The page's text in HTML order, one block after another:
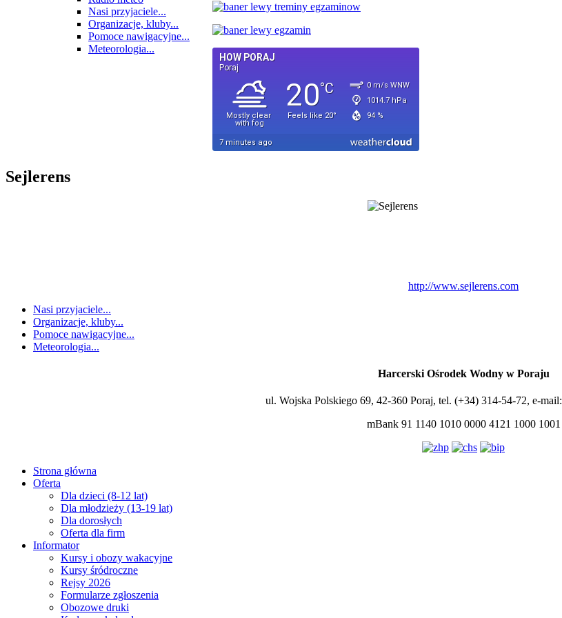
Nasi przyjaciele...
Organizacje, kluby...
Pomoce nawigacyjne...
Meteorologia...
Sejlerens
http://www.sejlerens.com
Nasi przyjaciele...
Organizacje, kluby...
Pomoce nawigacyjne...
Meteorologia...
Harcerski Ośrodek Wodny w Poraju
ul. Wojska Polskiego 69, 42-360 Poraj, tel. (+34) 314-54-72, e-mail:
mBank 91 1140 1010 0000 4121 1000 1001
Strona główna
Oferta
Dla dzieci (8-12 lat)
Dla młodzieży (13-19 lat)
Dla dorosłych
Oferta dla firm
Informator
Kursy i obozy wakacyjne
Kursy śródroczne
Rejsy 2026
Formularze zgłoszenia
Obozowe druki